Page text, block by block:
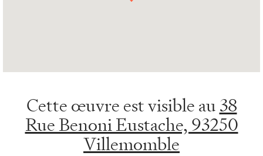
Cette œuvre est visible au 38
Rue Benoni Eustache, 93250
Villemomble